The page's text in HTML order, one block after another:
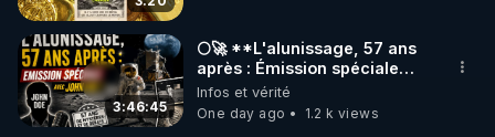
code : REGENERE10
▶ 30 jours gratuit sur l’application de méditation et
de bien-être ENVOL :
Rendez-vous sur https://www.envol.app/code
3:46:45
🌕🚀 **L'alunissage, 57 ans
après : Émission spéciale
avec John Doe !** 👨 🚀✨
Infos et vérité
One day ago
1.2 k views